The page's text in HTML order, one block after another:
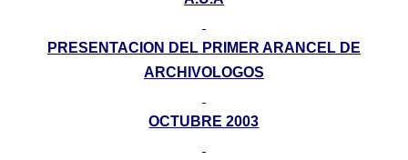
PRESENTACION DEL PRIMER ARANCEL DE
ARCHIVOLOGOS
OCTUBRE 2003